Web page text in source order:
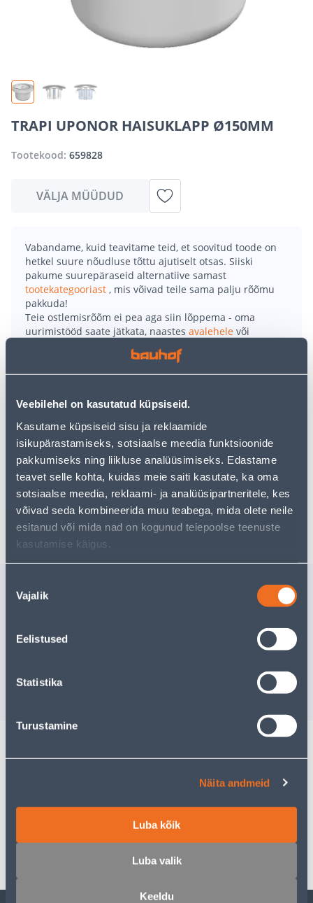
Veebilehel on kasutatud küpsiseid.
Kasutame küpsiseid sisu ja reklaamide
isikupärastamiseks, sotsiaalse meedia funktsioonide
pakkumiseks ning liikluse analüüsimiseks. Edastame
teavet selle kohta, kuidas meie saiti kasutate, ka oma
sotsiaalse meedia, reklaami- ja analüüsipartneritele, kes
võivad seda kombineerida muu teabega, mida olete neile
esitanud või mida nad on kogunud teiepoolse teenuste
kasutamise käigus.
valik
Vajalik
Eelistused
Statistika
Turustamine
Näita andmeid
Luba kõik
Luba valik
Keeldu
TRAPI UPONOR HAISUKLAPP Ø150MM
Tootekood: 659828
VÄLJA MÜÜDUD
Vabandame, kuid teavitame teid, et soovitud toode on
hetkel suure nõudluse tõttu ajutiselt otsas. Siiski
pakume suurepäraseid alternatiive samast
tootekategooriast , mis võivad teile sama palju rõõmu
pakkuda!
Teie ostlemisrõõm ei pea aga siin lõppema - oma
uurimistööd saate jätkata, naastes avalehele või
veelgi meelepärasemad valikuid. Head ostlemist!
• Trapi haisuklapp Ø 150 mm.
• Haiguklapp takistab trapi kuivamist ruumides, kus
trappi kasutatakse harva.
• Klapp on vedruga suletud isegi kui vett trapis ei ole.
• 14-päevane tagastusõigus.
Tarne pole võimalik
TRAPI
Spetsifikatsioon
Transport